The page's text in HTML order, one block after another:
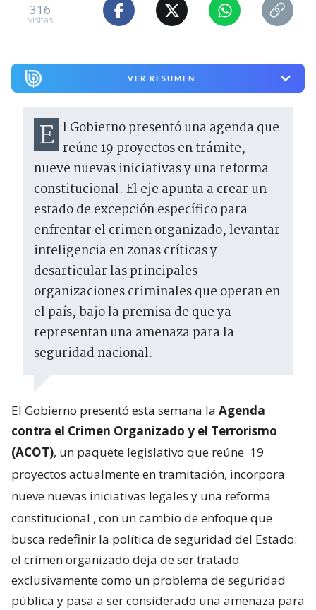
316
visitas
VER RESUMEN
El Gobierno presentó una agenda que reúne 19 proyectos en trámite,
nueve nuevas iniciativas y una reforma
constitucional. El eje apunta a crear un
estado de excepción específico para
enfrentar el crimen organizado, levantar
inteligencia en zonas críticas y
desarticular las principales
organizaciones criminales que operan en
el país, bajo la premisa de que ya
representan una amenaza para la
seguridad nacional.
El Gobierno presentó esta semana la Agenda
contra el Crimen Organizado y el Terrorismo
(ACOT), un paquete legislativo que reúne 19
proyectos actualmente en tramitación, incorpora
nueve nuevas iniciativas legales y una reforma
constitucional , con un cambio de enfoque que
busca redefinir la política de seguridad del Estado:
el crimen organizado deja de ser tratado
exclusivamente como un problema de seguridad
pública y pasa a ser considerado una amenaza para